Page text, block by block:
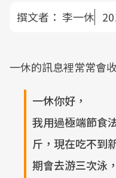
撰文者： 李一休
一休的訊息裡常常會
一休你好，
我用過極端節食
斤，現在吃不到
期會去游三次泳